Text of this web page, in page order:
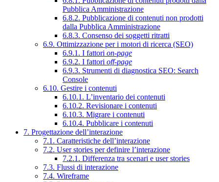
Pubblica Amministrazione
6.8.2. Pubblicazione di contenuti non prodotti
dalla Pubblica Amministrazione
6.8.3. Consenso dei soggetti ritratti
6.9. Ottimizzazione per i motori di ricerca (SEO)
6.9.1. I fattori on-page
6.9.2. I fattori off-page
6.9.3. Strumenti di diagnostica SEO: Search
Console
6.10. Gestire i contenuti
6.10.1. L’inventario dei contenuti
6.10.2. Revisionare i contenuti
6.10.3. Migrare i contenuti
6.10.4. Pubblicare i contenuti
7. Progettazione dell’interazione
7.1. Caratteristiche dell’interazione
7.2. User stories per definire l’interazione
7.2.1. Differenza tra scenari e user stories
7.3. Flussi di interazione
7.4. Wireframe